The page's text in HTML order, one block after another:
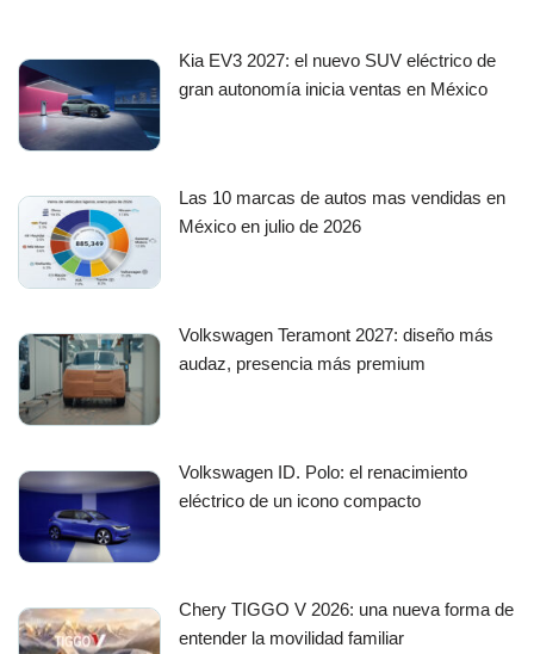
Kia EV3 2027: el nuevo SUV eléctrico de
gran autonomía inicia ventas en México
Las 10 marcas de autos mas vendidas en
México en julio de 2026
Volkswagen Teramont 2027: diseño más
audaz, presencia más premium
Volkswagen ID. Polo: el renacimiento
eléctrico de un icono compacto
Chery TIGGO V 2026: una nueva forma de
entender la movilidad familiar